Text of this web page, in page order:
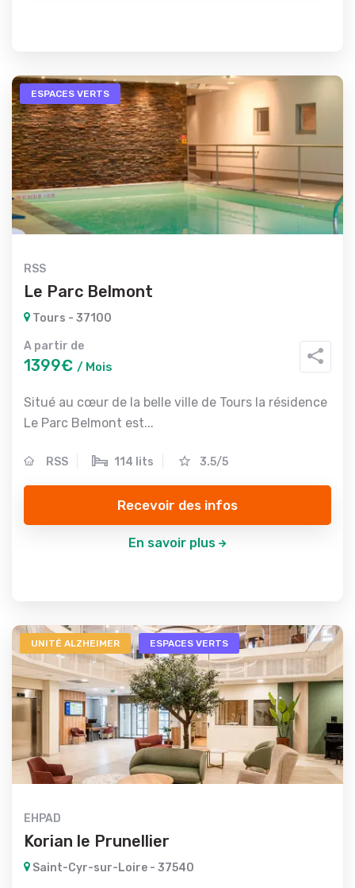
ESPACES VERTS
RSS
Le Parc Belmont
Tours - 37100
A partir de
1399€ / Mois
Situé au cœur de la belle ville de Tours la résidence
Le Parc Belmont est...
RSS 114 lits 3.5/5
Recevoir des infos
En savoir plus
UNITÉ ALZHEIMER ESPACES VERTS
EHPAD
Korian le Prunellier
Saint-Cyr-sur-Loire - 37540